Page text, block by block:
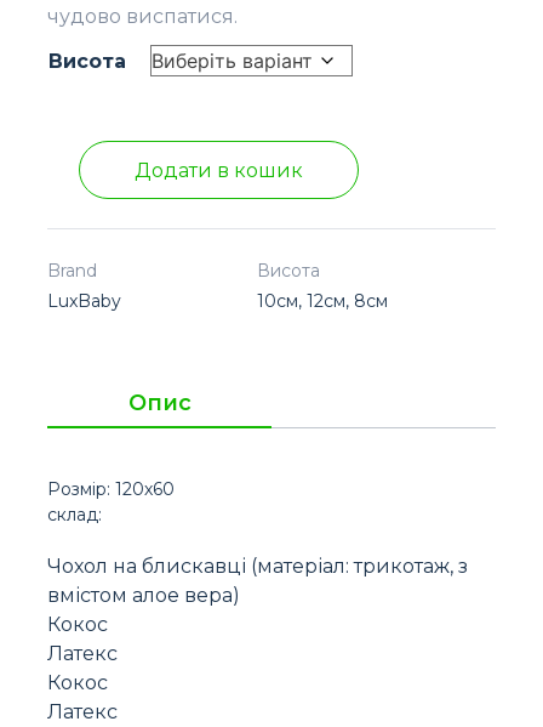
чудово виспатися.
Висота
Додати в кошик
Brand
LuxBaby
Висота
10см, 12см, 8см
Опис
Розмір: 120х60
склад:
Чохол на блискавці (матеріал: трикотаж, з
вмістом алое вера)
Кокос
Латекс
Кокос
Латекс